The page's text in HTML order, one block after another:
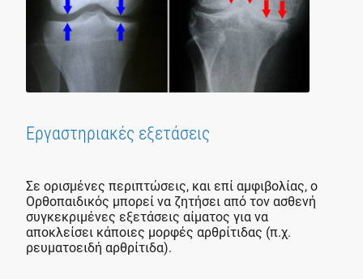
Εργαστηριακές εξετάσεις
Σε ορισμένες περιπτώσεις, και επί αμφιβολίας, ο
Ορθοπαιδικός μπορεί να ζητήσει από τον ασθενή
συγκεκριμένες εξετάσεις αίματος για να
αποκλείσει κάποιες μορφές αρθρίτιδας (π.χ.
ρευματοειδή αρθρίτιδα).